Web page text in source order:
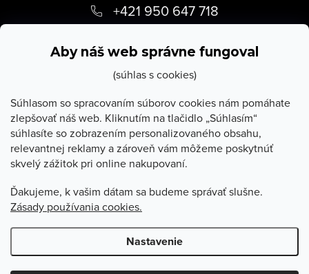
Aby náš web správne fungoval
(súhlas s cookies)
Súhlasom so spracovaním súborov cookies nám pomáhate
zlepšovať náš web. Kliknutím na tlačidlo „Súhlasím“
súhlasíte so zobrazením personalizovaného obsahu,
relevantnej reklamy a zároveň vám môžeme poskytnúť
skvelý zážitok pri online nakupovaní.
Ďakujeme, k vašim dátam sa budeme správať slušne.
Zásady používania cookies.
Nastavenie
p
+421 950 647 718
O Stevula
Poradňa
Copyright 2026Stevula.sk. Všetky práva vyhradené.Upraviť